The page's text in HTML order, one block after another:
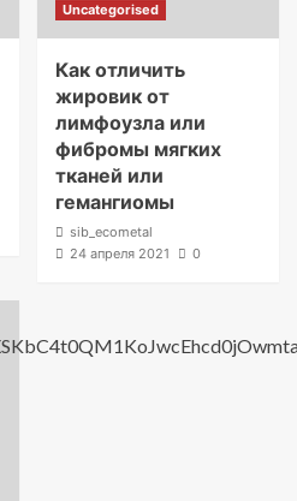
Uncategorised
Как отличить
жировик от
лимфоузла или
фибромы мягких
тканей или
гемангиомы
sib_ecometal
24 апреля 2021
0